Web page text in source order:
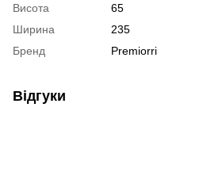
Висота
65
Ширина
235
Бренд
Premiorri
Відгуки